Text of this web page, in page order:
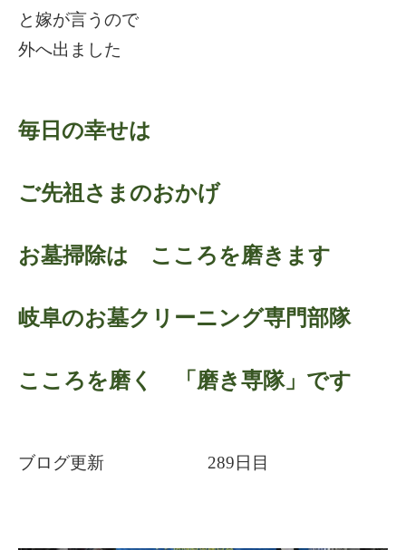
と嫁が言うので
外へ出ました
毎日の幸せは
ご先祖さまのおかげ
お墓掃除は こころを磨きます
岐阜のお墓クリーニング専門部隊
こころを磨く 「磨き専隊」です
ブログ更新 289日目